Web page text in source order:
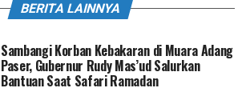
BERITA LAINNYA
Sambangi Korban Kebakaran di Muara Adang
Paser, Gubernur Rudy Mas’ud Salurkan
Bantuan Saat Safari Ramadan